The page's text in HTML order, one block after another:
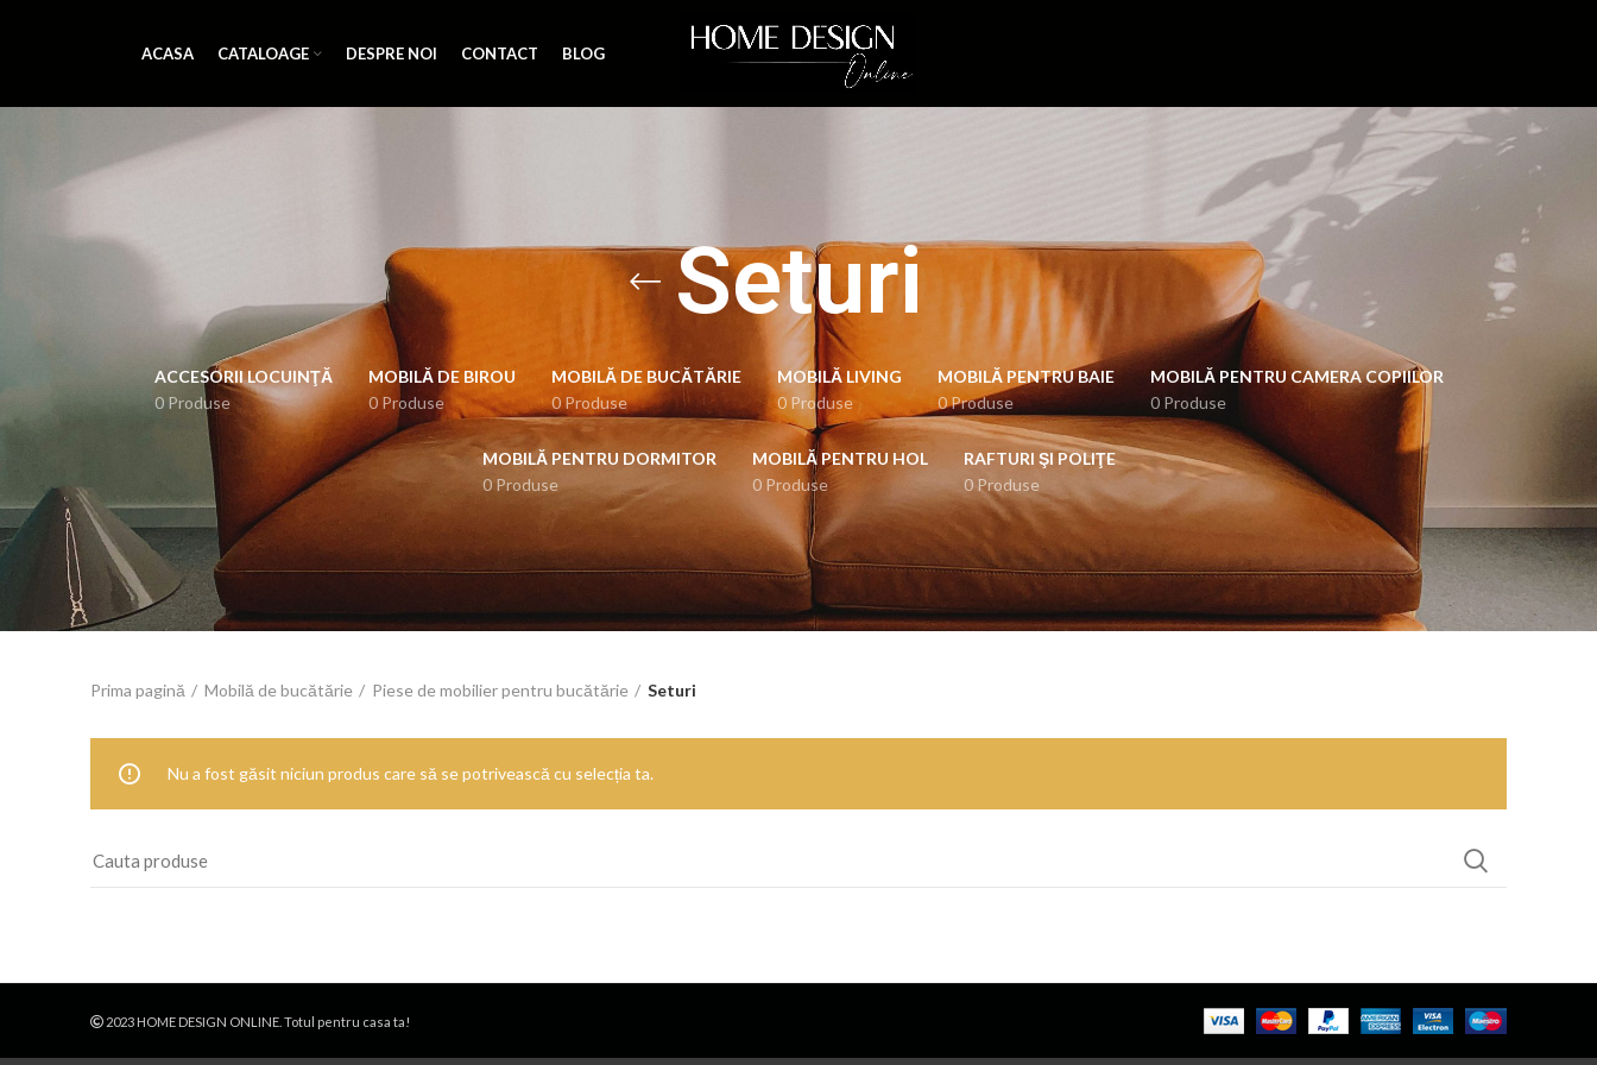
ACASA CATALOAGE DESPRE NOI CONTACT BLOG
Seturi
ACCESORII LOCUINŢĂ
0 Produse
MOBILĂ DE BIROU
0 Produse
MOBILĂ DE BUCĂTĂRIE
0 Produse
MOBILĂ LIVING
0 Produse
MOBILĂ PENTRU BAIE
0 Produse
MOBILĂ PENTRU CAMERA COPIILOR
0 Produse
MOBILĂ PENTRU DORMITOR
0 Produse
MOBILĂ PENTRU HOL
0 Produse
RAFTURI ŞI POLIŢE
0 Produse
Prima pagină Mobilă de bucătărie Piese de mobilier pentru bucătărie Seturi
Nu a fost găsit niciun produs care să se potrivească cu selecția ta.
2023 HOME DESIGN ONLINE. Totul pentru casa ta!